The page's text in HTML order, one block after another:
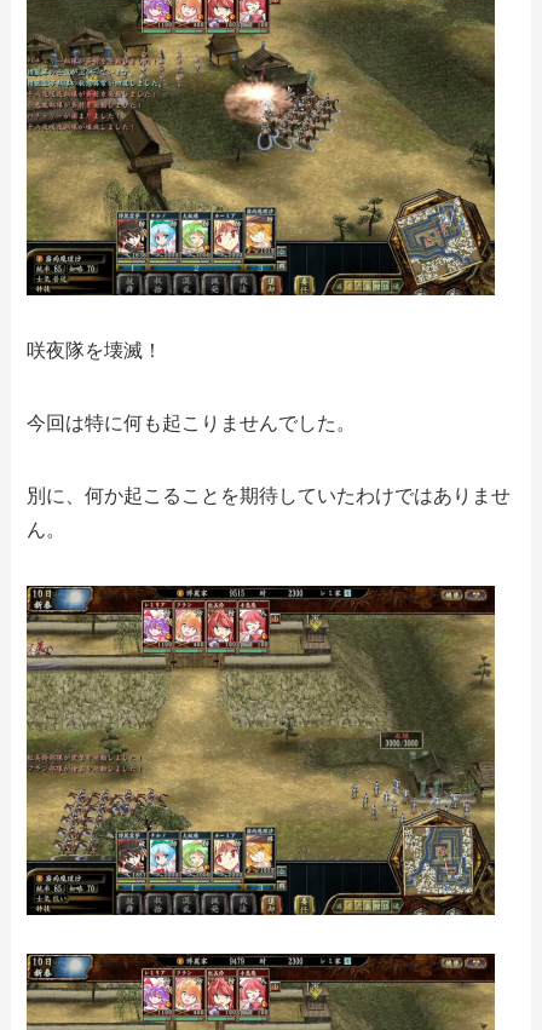
咲夜隊を壊滅！
今回は特に何も起こりませんでした。
別に、何か起こることを期待していたわけではありませ
ん。